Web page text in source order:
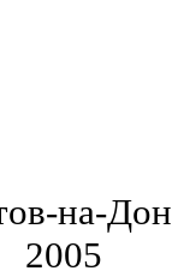
на-
2005